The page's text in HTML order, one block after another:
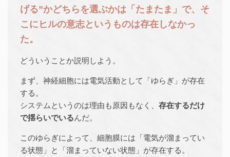
げる”かどちらを選ぶかは「たまたま」で、そ
こにヒルの意志というものは存在しなかっ
た。
どういうことか説明しよう。
まず、神経細胞には電気活動として「ゆらぎ」が存在
する。
システムというのは理由も原因もなく、存在するだけ
で揺らいでいるんだ。
このゆらぎによって、細胞膜には「電気が溜まってい
る状態」と「溜まっていない状態」が存在する。